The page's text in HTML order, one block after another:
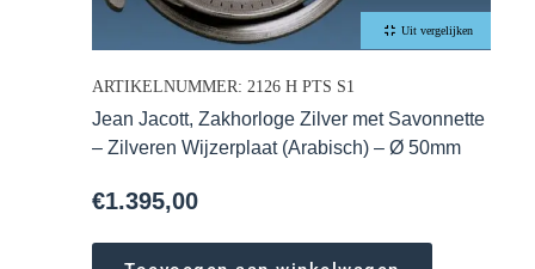
Uit vergelijken
ARTIKELNUMMER: 2126 H PTS S1
Jean Jacott, Zakhorloge Zilver met Savonnette
– Zilveren Wijzerplaat (Arabisch) – Ø 50mm
€1.395,00